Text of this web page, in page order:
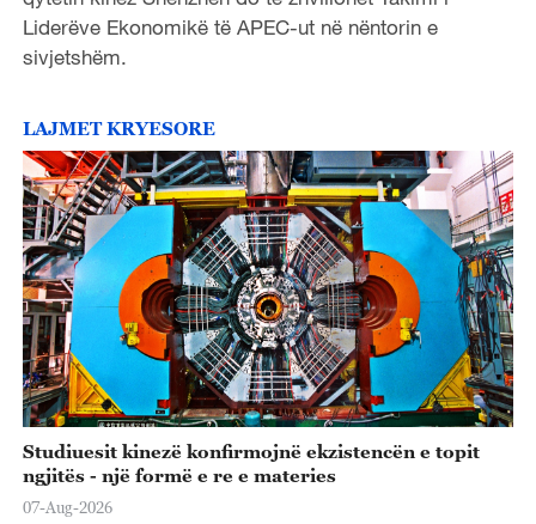
Liderëve Ekonomikë të APEC-ut në nëntorin e
sivjetshëm.
LAJMET KRYESORE
Studiuesit kinezë konfirmojnë ekzistencën e topit
ngjitës - një formë e re e materies
07-Aug-2026